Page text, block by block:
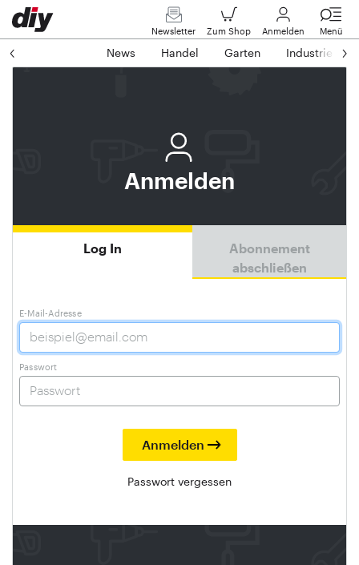
Newsletter Zum Shop Anmelden Menü
News Handel Garten Industrie
Anmelden
Log In
Abonnement
abschließen
E-Mail-Adresse
Passwort
Passwort vergessen